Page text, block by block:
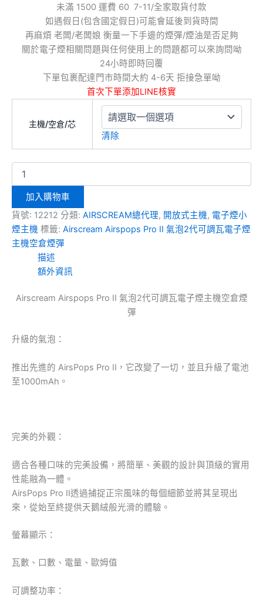
未滿 1500 運費 60 7-11/全家取貨付款
如遇假日(包含國定假日)可能會延後到貨時間
再麻煩 老闆/老闆娘 衡量一下手邊的煙彈/煙油是否足夠
關於電子煙相關問題與任何使用上的問題都可以來詢問呦
24小時即時回覆
下單包裹配達門市時間大約 4-6天 拒接急單呦
首次下單添加LINE核實
主機/空倉/芯
清除
加入購物車
貨號: 12212 分類: AIRSCREAM總代理, 開放式主機, 電子煙小
煙主機 標籤: Airscream Airspops Pro II 氣泡2代可調瓦電子煙
主機空倉煙彈
描述
額外資訊
Airscream Airspops Pro II 氣泡2代可調瓦電子煙主機空倉煙
彈
升級的氣泡：
推出先進的 AirsPops Pro II，它改變了一切，並且升級了電池
至1000mAh。
完美的外觀：
適合各種口味的完美設備，將簡單、美觀的設計與頂級的實用
性能融為一體。
AirsPops Pro II透過捕捉正宗風味的每個細節並將其呈現出
來，從始至終提供天鵝絨般光滑的體驗。
螢幕顯示：
瓦數、口數、電量、歐姆值
可調整功率：